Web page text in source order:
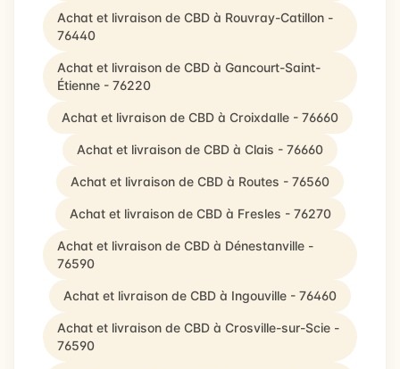
Achat et livraison de CBD à Rouvray-Catillon -
76440
Achat et livraison de CBD à Gancourt-Saint-
Étienne - 76220
Achat et livraison de CBD à Croixdalle - 76660
Achat et livraison de CBD à Clais - 76660
Achat et livraison de CBD à Routes - 76560
Achat et livraison de CBD à Fresles - 76270
Achat et livraison de CBD à Dénestanville -
76590
Achat et livraison de CBD à Ingouville - 76460
Achat et livraison de CBD à Crosville-sur-Scie -
76590